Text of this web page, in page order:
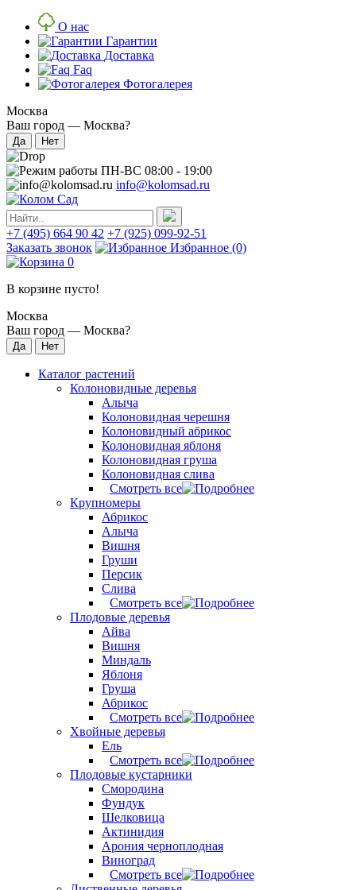
О нас
Гарантии
Доставка
Faq
Фотогалерея
Москва
Ваш город — Москва?
ПН-ВС 08:00 - 19:00
info@kolomsad.ru
+7 (495) 664 90 42 +7 (925) 099-92-51
Заказать звонок
Избранное (0)
0
В корзине пусто!
Москва
Ваш город — Москва?
Каталог растений
Колоновидные деревья
Алыча
Колоновидная черешня
Колоновидный абрикос
Колоновидная яблоня
Колоновидная груша
Колоновидная слива
Смотреть все
Крупномеры
Абрикос
Алыча
Вишня
Груши
Персик
Слива
Смотреть все
Плодовые деревья
Айва
Вишня
Миндаль
Яблоня
Груша
Абрикос
Смотреть все
Хвойные деревья
Ель
Смотреть все
Плодовые кустарники
Смородина
Фундук
Шелковица
Актинидия
Арония черноплодная
Виноград
Смотреть все